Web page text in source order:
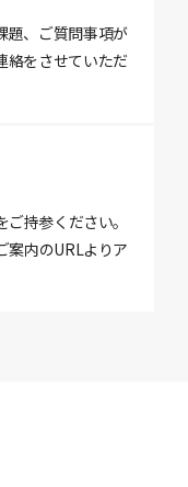
題、ご質問事項が
絡をさせていただ
持参ください。
案内のURLよりア